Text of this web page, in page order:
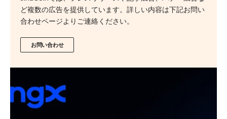
ど複数の広告を提供しています。詳しい内容は下記お問い
合わせページよりご連絡ください。
お問い合わせ